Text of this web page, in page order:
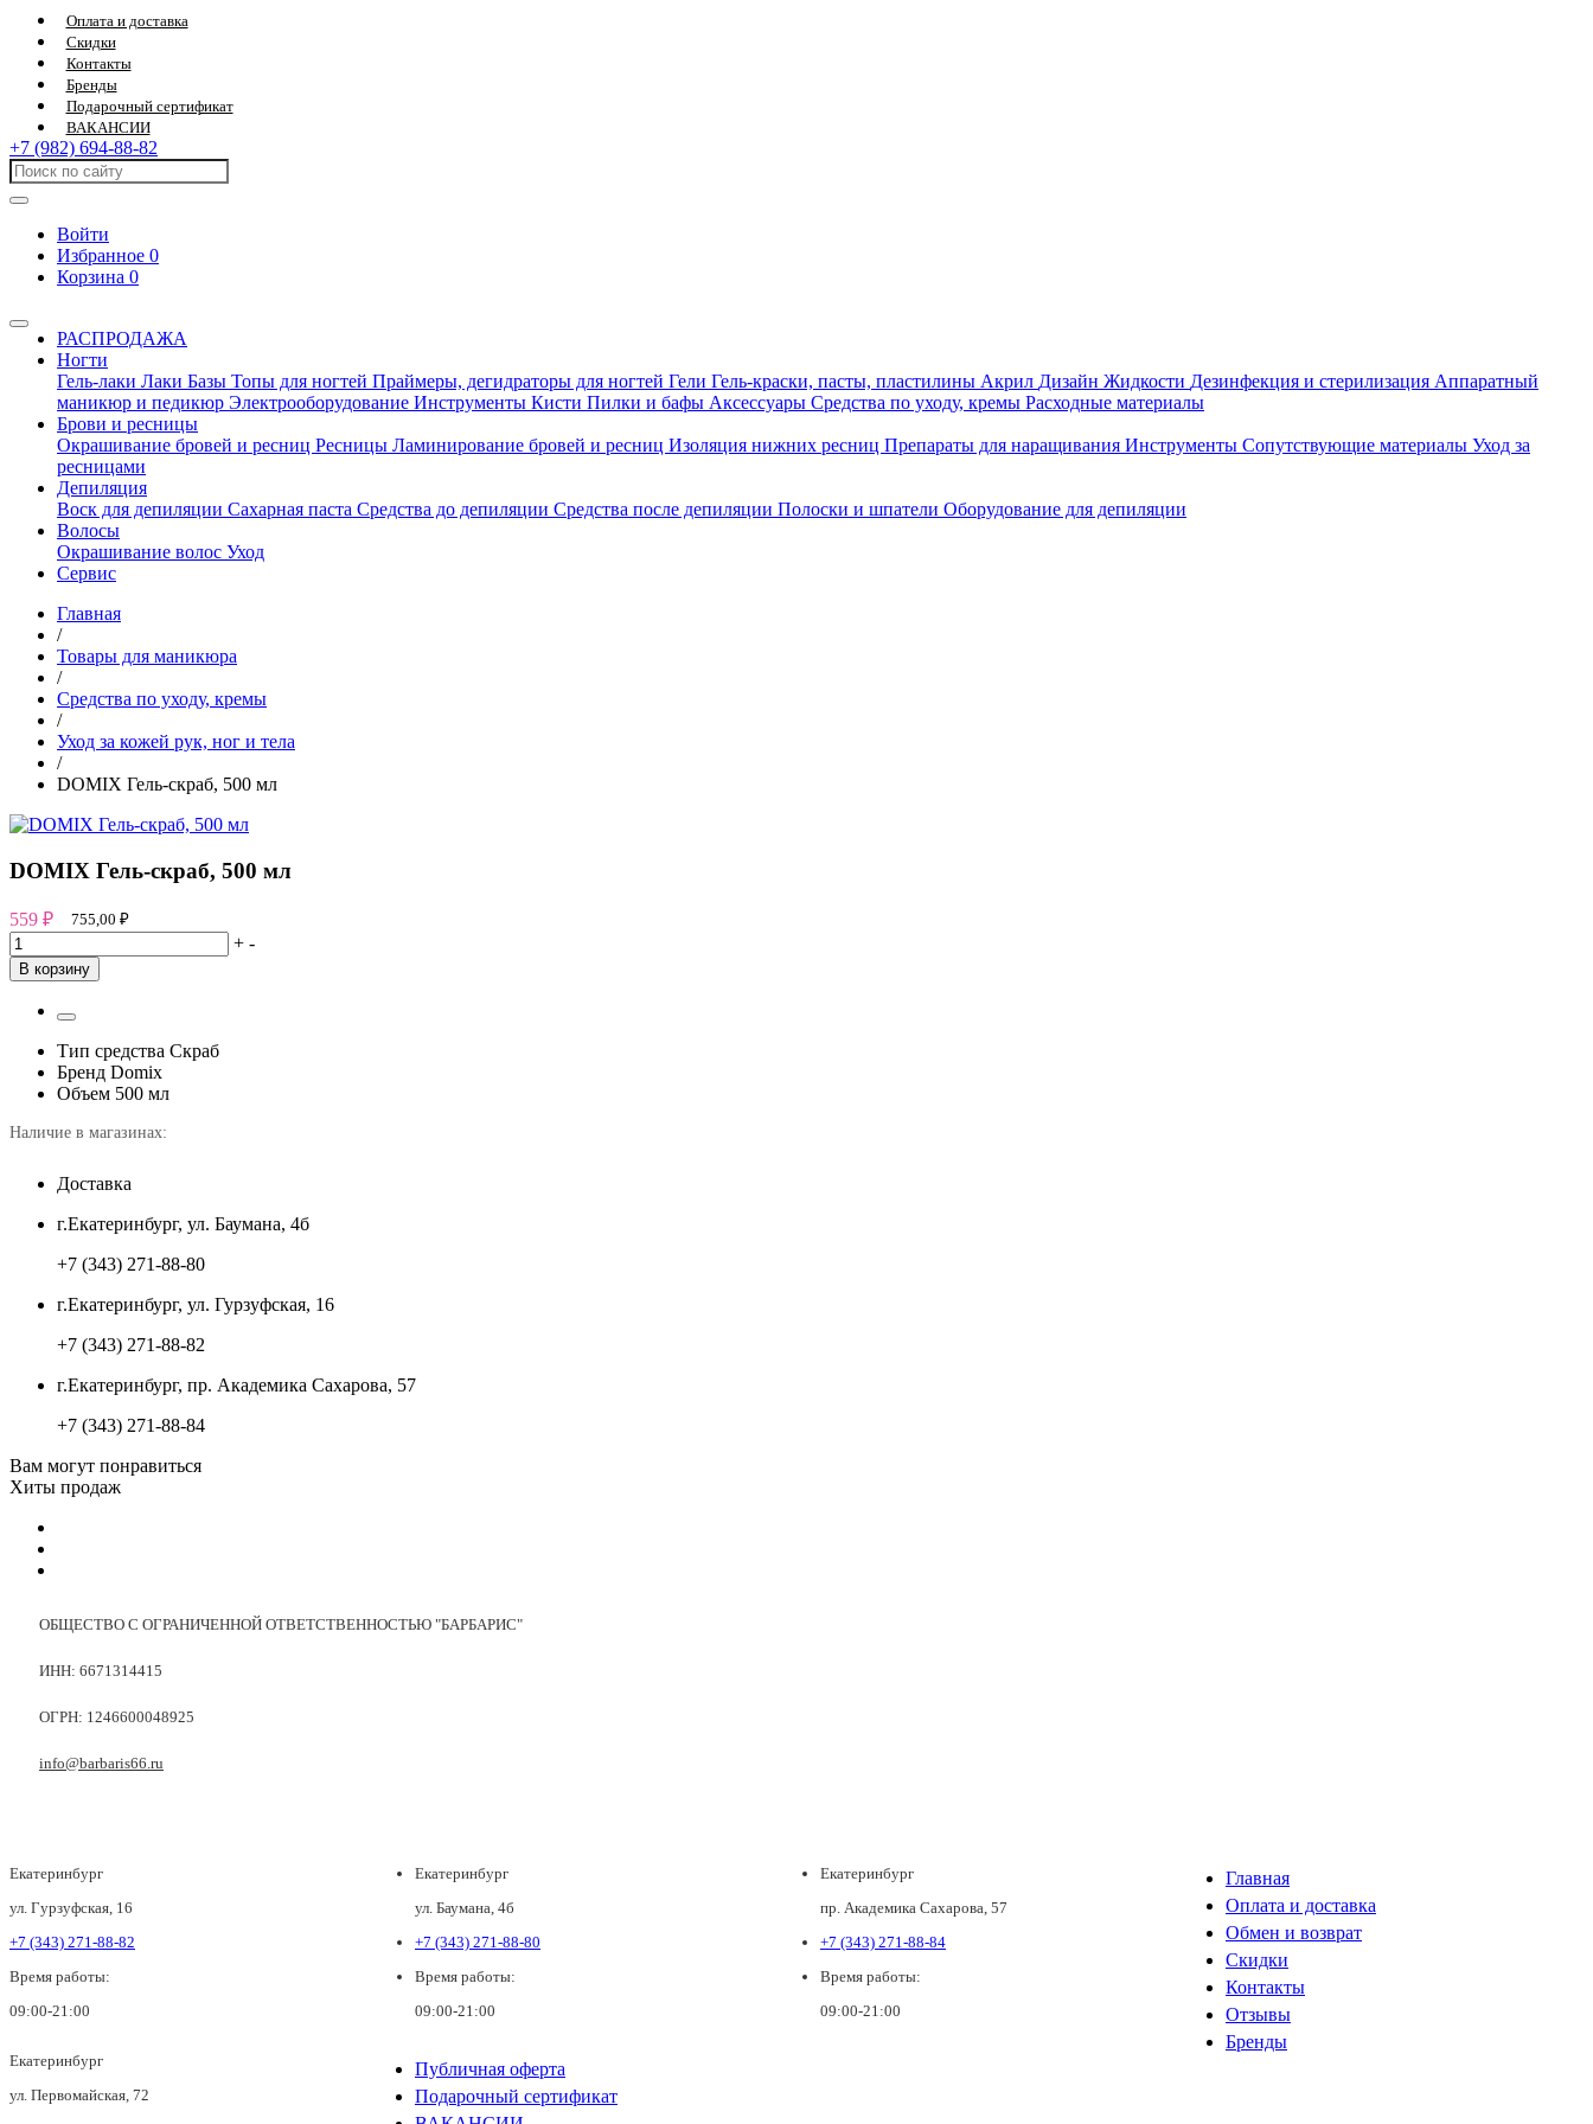
Оплата и доставка
Скидки
Контакты
Бренды
Подарочный сертификат
ВАКАНСИИ
+7 (982) 694-88-82
Войти
Избранное 0
Корзина 0
РАСПРОДАЖА
Ногти
Гель-лаки Лаки Базы Топы для ногтей Праймеры, дегидраторы для ногтей Гели Гель-краски, пасты, пластилины Акрил Дизайн Жидкости Дезинфекция и стерилизация Аппаратный
маникюр и педикюр Электрооборудование Инструменты Кисти Пилки и бафы Аксессуары Средства по уходу, кремы Расходные материалы
Брови и ресницы
Окрашивание бровей и ресниц Ресницы Ламинирование бровей и ресниц Изоляция нижних ресниц Препараты для наращивания Инструменты Сопутствующие материалы Уход за
ресницами
Депиляция
Воск для депиляции Сахарная паста Средства до депиляции Средства после депиляции Полоски и шпатели Оборудование для депиляции
Волосы
Окрашивание волос Уход
Сервис
Главная
/
Товары для маникюра
/
Средства по уходу, кремы
/
Уход за кожей рук, ног и тела
/
DOMIX Гель-скраб, 500 мл
DOMIX Гель-скраб, 500 мл
559 ₽ 755,00 ₽
+ -
В корзину
Тип средства Скраб
Бренд Domix
Объем 500 мл
Наличие в магазинах:
Доставка
г.Екатеринбург, ул. Баумана, 4б
+7 (343) 271-88-80
г.Екатеринбург, ул. Гурзуфская, 16
+7 (343) 271-88-82
г.Екатеринбург, пр. Академика Сахарова, 57
+7 (343) 271-88-84
Вам могут понравиться
Хиты продаж
ОБЩЕСТВО С ОГРАНИЧЕННОЙ ОТВЕТСТВЕННОСТЬЮ "БАРБАРИС"
ИНН: 6671314415
ОГРН: 1246600048925
info@barbaris66.ru
Екатеринбург
ул. Гурзуфская, 16
+7 (343) 271-88-82
Время работы:
09:00-21:00
Екатеринбург
ул. Баумана, 4б
+7 (343) 271-88-80
Время работы:
09:00-21:00
Екатеринбург
пр. Академика Сахарова, 57
+7 (343) 271-88-84
Время работы:
09:00-21:00
Екатеринбург
ул. Первомайская, 72
Главная
Оплата и доставка
Обмен и возврат
Скидки
Контакты
Отзывы
Бренды
Публичная оферта
Подарочный сертификат